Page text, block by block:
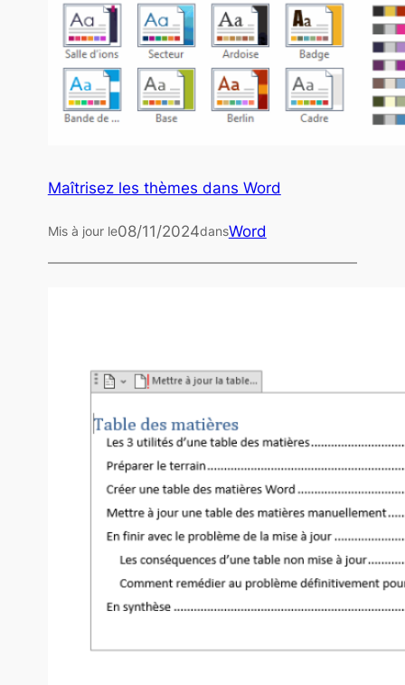
Maîtrisez les thèmes dans Word
Mis à jour le08/11/2024dansWord